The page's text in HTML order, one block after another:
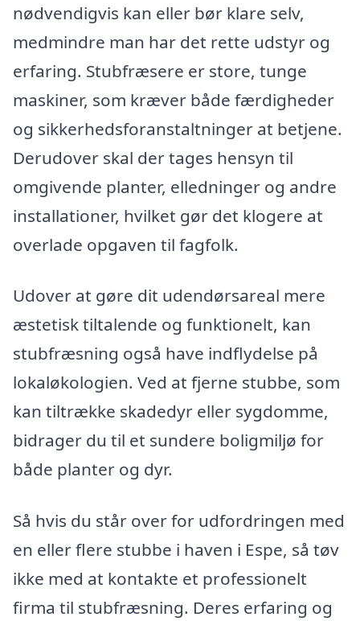
nødvendigvis kan eller bør klare selv,
medmindre man har det rette udstyr og
erfaring. Stubfræsere er store, tunge
maskiner, som kræver både færdigheder
og sikkerhedsforanstaltninger at betjene.
Derudover skal der tages hensyn til
omgivende planter, elledninger og andre
installationer, hvilket gør det klogere at
overlade opgaven til fagfolk.
Udover at gøre dit udendørsareal mere
æstetisk tiltalende og funktionelt, kan
stubfræsning også have indflydelse på
lokaløkologien. Ved at fjerne stubbe, som
kan tiltrække skadedyr eller sygdomme,
bidrager du til et sundere boligmiljø for
både planter og dyr.
Så hvis du står over for udfordringen med
en eller flere stubbe i haven i Espe, så tøv
ikke med at kontakte et professionelt
firma til stubfræsning. Deres erfaring og